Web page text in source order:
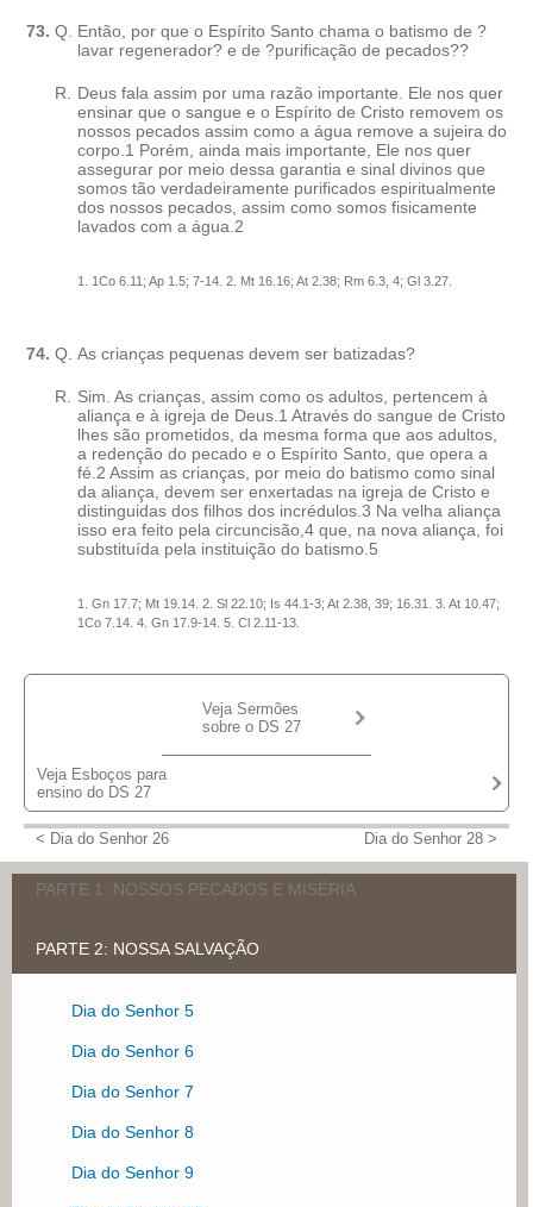
73. Q. Então, por que o Espírito Santo chama o batismo de ?
lavar regenerador? e de ?purificação de pecados??
R.
Deus fala assim por uma razão importante. Ele nos quer
ensinar que o sangue e o Espírito de Cristo removem os
nossos pecados assim como a água remove a sujeira do
corpo.1 Porém, ainda mais importante, Ele nos quer
assegurar por meio dessa garantia e sinal divinos que
somos tão verdadeiramente purificados espiritualmente
dos nossos pecados, assim como somos fisicamente
lavados com a água.2
1. 1Co 6.11; Ap 1.5; 7-14. 2. Mt 16.16; At 2.38; Rm 6.3, 4; Gl 3.27.
74. Q. As crianças pequenas devem ser batizadas?
R.
Sim. As crianças, assim como os adultos, pertencem à
aliança e à igreja de Deus.1 Através do sangue de Cristo
lhes são prometidos, da mesma forma que aos adultos,
a redenção do pecado e o Espírito Santo, que opera a
fé.2 Assim as crianças, por meio do batismo como sinal
da aliança, devem ser enxertadas na igreja de Cristo e
distinguidas dos filhos dos incrédulos.3 Na velha aliança
isso era feito pela circuncisão,4 que, na nova aliança, foi
substituída pela instituição do batismo.5
1. Gn 17.7; Mt 19.14. 2. Sl 22.10; Is 44.1-3; At 2.38, 39; 16.31. 3. At 10.47;
1Co 7.14. 4. Gn 17.9-14. 5. Cl 2.11-13.
Veja Sermões
sobre o DS 27
Sermão DS 27B
deGraaf, Abram
Sermão DS 27A
deGraaf, Abram
Sermão DS 27
Wieske, Kenneth
Veja Esboços para
ensino do DS 27
Estudo no Catecismo DS 27
Havinga, Theodoro J.
< Dia do Senhor 26 Dia do Senhor 28 >
PARTE 1: NOSSOS PECADOS E MISÉRIA
Dia do Senhor 1
Dia do Senhor 2
Dia do Senhor 3
Dia do Senhor 4
PARTE 2: NOSSA SALVAÇÃO
Dia do Senhor 5
Dia do Senhor 6
Dia do Senhor 7
Dia do Senhor 8
Dia do Senhor 9